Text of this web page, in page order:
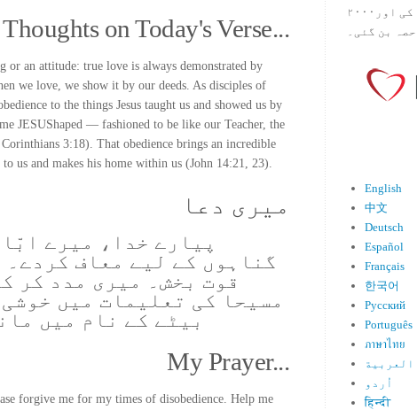
Thoughts on Today's Verse...
or an attitude: true love is always demonstrated by
we love, we show it by our deeds. As disciples of
to the things Jesus taught us and showed us by
JESUShaped — fashioned to be like our Teacher, the
3:18). That obedience brings an incredible
us and makes his home within us (John 14:21, 23).
میری دعا
پیارے خدا، میرے
گناہوں کے لیے معاف کردے۔
قوت بخش۔ میری مدد کر
مسیحا کی تعلیمات میں خوشی
بیٹے کے نام میں
My Prayer...
forgive me for my times of disobedience. Help me
کام ۱۹۹۸ میں بین سٹیڈ نے شروع کی اور۲۰۰۰
حصہ بن گئی۔
English
中文
Deutsch
Español
Français
한국어
Русский
Português
ภาษาไทย
العربية
اُردو
हिन्दी